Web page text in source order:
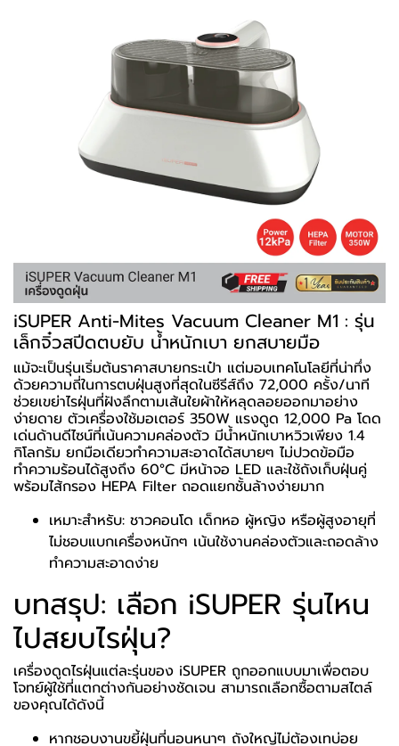
iSUPER Anti-Mites Vacuum Cleaner M1 : รุ่น
เล็กจิ๋วสปีดตบยับ น้ำหนักเบา ยกสบายมือ
แม้จะเป็นรุ่นเริ่มต้นราคาสบายกระเป๋า แต่มอบเทคโนโลยีที่น่าทึ่ง
ด้วยความถี่ในการตบฝุ่นสูงที่สุดในซีรีส์ถึง 72,000 ครั้ง/นาที
ช่วยเขย่าไรฝุ่นที่ฝังลึกตามเส้นใยผ้าให้หลุดลอยออกมาอย่าง
ง่ายดาย ตัวเครื่องใช้มอเตอร์ 350W แรงดูด 12,000 Pa โดด
เด่นด้านดีไซน์ที่เน้นความคล่องตัว มีน้ำหนักเบาหวิวเพียง 1.4
กิโลกรัม ยกมือเดียวทำความสะอาดได้สบายๆ ไม่ปวดข้อมือ
ทำความร้อนได้สูงถึง 60°C มีหน้าจอ LED และใช้ถังเก็บฝุ่นคู่
พร้อมไส้กรอง HEPA Filter ถอดแยกชั้นล้างง่ายมาก
เหมาะสำหรับ: ชาวคอนโด เด็กหอ ผู้หญิง หรือผู้สูงอายุที่
ไม่ชอบแบกเครื่องหนักๆ เน้นใช้งานคล่องตัวและถอดล้าง
ทำความสะอาดง่าย
บทสรุป: เลือก iSUPER รุ่นไหน
ไปสยบไรฝุ่น?
เครื่องดูดไรฝุ่นแต่ละรุ่นของ iSUPER ถูกออกแบบมาเพื่อตอบ
โจทย์ผู้ใช้ที่แตกต่างกันอย่างชัดเจน สามารถเลือกซื้อตามสไตล์
ของคุณได้ดังนี้
หากชอบงานขยี้ฝุ่นที่นอนหนาๆ ถังใหญ่ไม่ต้องเทบ่อย